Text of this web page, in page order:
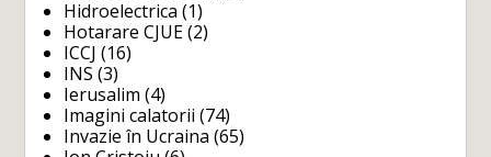
Hidroelectrica (1)
Hotarare CJUE (2)
ICCJ (16)
INS (3)
Ierusalim (4)
Imagini calatorii (74)
Invazie în Ucraina (65)